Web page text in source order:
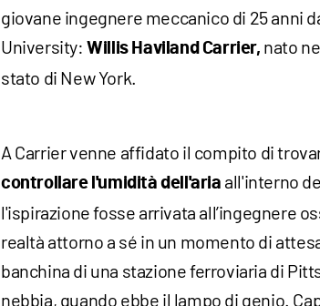
giovane ingegnere meccanico di 25 anni
University:Willis Haviland Carrier, nato
stato di New York.
A Carrier venne affidato il compito di
controllare l'umidità dell'aria all'interno
l'ispirazione fosse arrivata all’ingegnere
realtà attorno a sé in un momento di
banchina di una stazione ferroviaria di
nebbia, quando ebbe il lampo di genio.